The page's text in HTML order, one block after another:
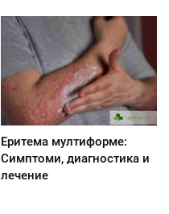
Еритема мултиформе:
Симптоми, диагностика и
лечение